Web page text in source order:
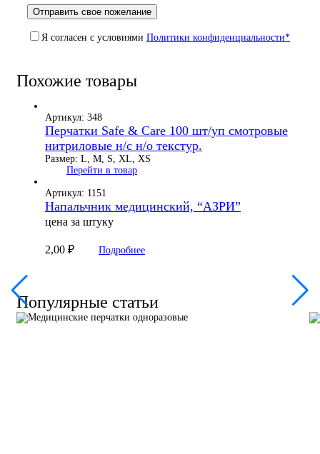
Я согласен с условиями Политики конфиденциальности*
Похожие товары
Артикул: 348
Перчатки Safe & Care 100 шт/уп смотровые
нитриловые н/с н/о текстур.
Размер: L, M, S, XL, XS
Перейти в товар
Артикул: 1151
Напальчник медицинский, “АЗРИ”
цена за штуку
2,00 ₽ Подробнее
Популярные статьи